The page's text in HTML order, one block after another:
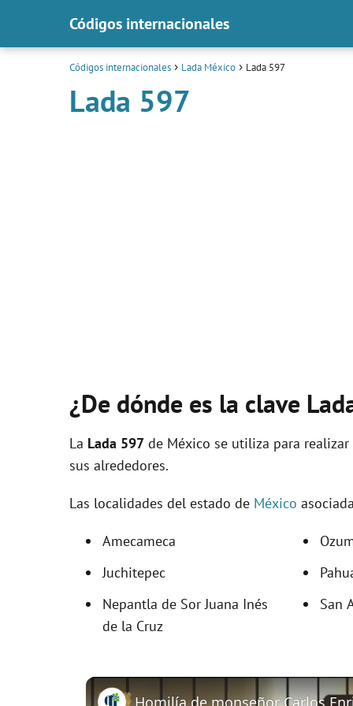
Códigos internacionales
Códigos internacionales Lada México Lada 597
Lada 597
¿De dónde es la clave
La Lada 597 de México se utiliza para
sus alrededores.
Las localidades del estado de México
Amecameca
Juchitepec
Nepantla de Sor Juana Inés
de la Cruz
San